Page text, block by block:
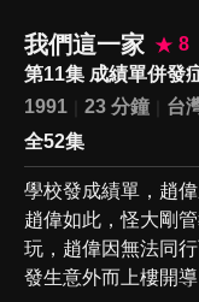
我們這一家
8
第11集 成績單併發
1991
23 分鐘 台
全52集
學校發成績單，趙
趙偉如此，怪大剛
玩，趙偉因無法同
發生意外而上樓開